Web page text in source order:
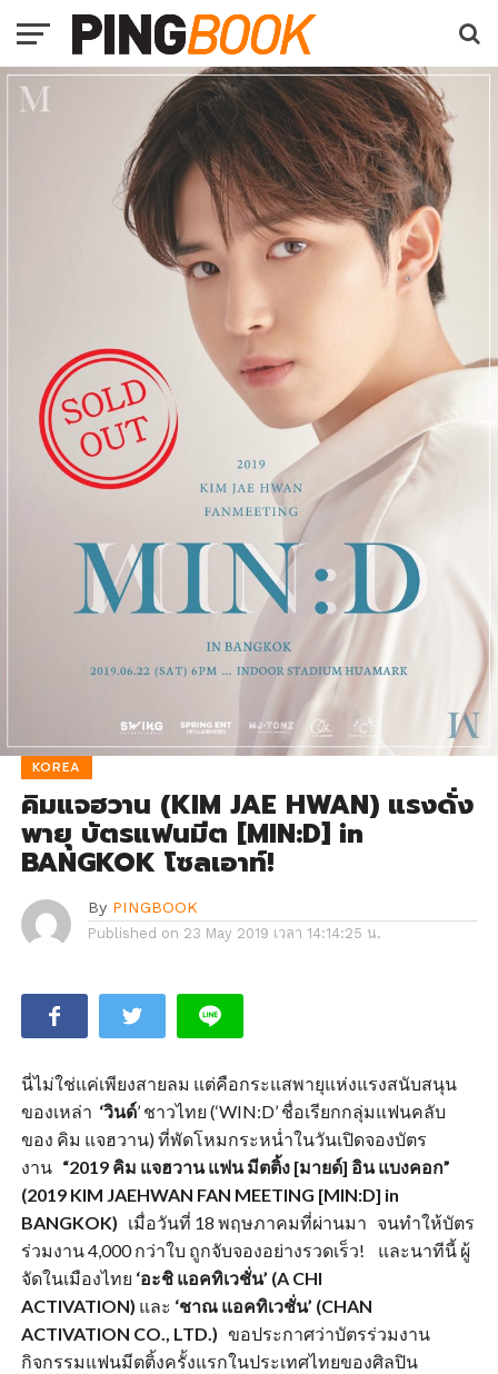
KOREA
คิมแจฮวาน (KIM JAE HWAN) แรงดั่ง
พายุ บัตรแฟนมีต [MIN:D] in
BANGKOK โซลเอาท์!
By PINGBOOK
Published on 23 May 2019 เวลา 14:14:25 น.
นี่ไม่ใช่แค่เพียงสายลม แต่คือกระแสพายุแห่งแรงสนับสนุน
ของเหล่า ‘วินด์’ ชาวไทย (‘WIN:D’ ชื่อเรียกกลุ่มแฟนคลับ
ของ คิม แจฮวาน) ที่พัดโหมกระหน่ำในวันเปิดจองบัตร
งาน “2019 คิม แจฮวาน แฟน มีตติ้ง [มายด์] อิน แบงคอก”
(2019 KIM JAEHWAN FAN MEETING [MIN:D] in
BANGKOK) เมื่อวันที่ 18 พฤษภาคมที่ผ่านมา จนทำให้บัตร
ร่วมงาน 4,000 กว่าใบ ถูกจับจองอย่างรวดเร็ว! และนาทีนี้ ผู้
จัดในเมืองไทย ‘อะชิ แอคทิเวชั่น’ (A CHI
ACTIVATION) และ ‘ชาณ แอคทิเวชั่น’ (CHAN
ACTIVATION CO., LTD.) ขอประกาศว่าบัตรร่วมงาน
กิจกรรมแฟนมีตติ้งครั้งแรกในประเทศไทยของศิลปิน